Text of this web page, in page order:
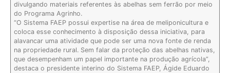
divulgando materiais referentes às abelhas sem ferrão por meio
do Programa Agrinho.
“O Sistema FAEP possui expertise na área de meliponicultura e
coloca esse conhecimento à disposição dessa iniciativa, para
alavancar uma atividade que pode ser uma nova fonte de renda
na propriedade rural. Sem falar da proteção das abelhas nativas,
que desempenham um papel importante na produção agrícola”,
destaca o presidente interino do Sistema FAEP, Ágide Eduardo